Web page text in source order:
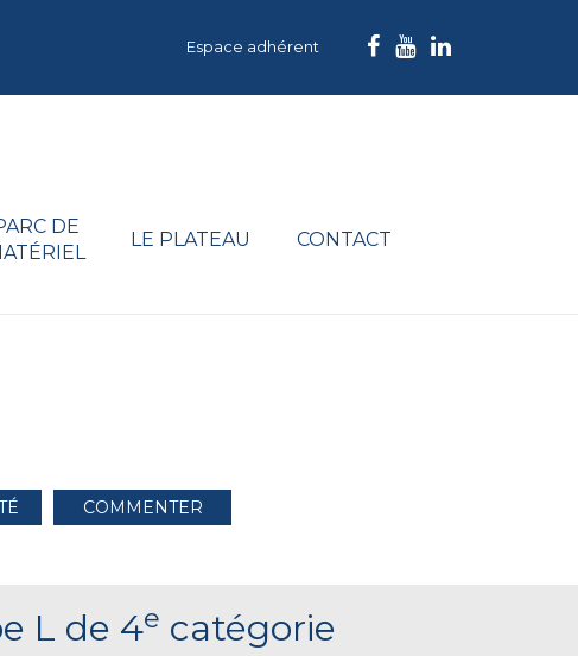
Espace adhérent
DE
LE PLATEAU CONTACT
COMMENTER
L de 4e catégorie